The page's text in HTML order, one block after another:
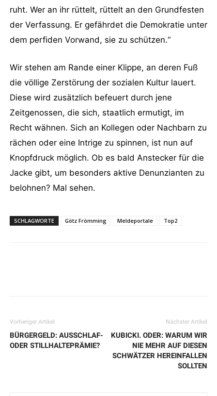
ruht. Wer an ihr rüttelt, rüttelt an den Grundfesten
der Verfassung. Er gefährdet die Demokratie unter
dem perfiden Vorwand, sie zu schützen.“
Wir stehen am Rande einer Klippe, an deren Fuß
die völlige Zerstörung der sozialen Kultur lauert.
Diese wird zusätzlich befeuert durch jene
Zeitgenossen, die sich, staatlich ermutigt, im
Recht wähnen. Sich an Kollegen oder Nachbarn zu
rächen oder eine Intrige zu spinnen, ist nun auf
Knopfdruck möglich. Ob es bald Anstecker für die
Jacke gibt, um besonders aktive Denunzianten zu
belohnen? Mal sehen.
SCHLAGWORTE Götz Frömming Meldeportale Top2
Vorheriger Artikel
BÜRGERGELD: AUSSCHLAF-
ODER STILLHALTEPRÄMIE?
Nächster Artikel
KUBICKI. ODER: WARUM WIR
NIE MEHR AUF DIESEN
SCHWÄTZER HEREINFALLEN
SOLLTEN